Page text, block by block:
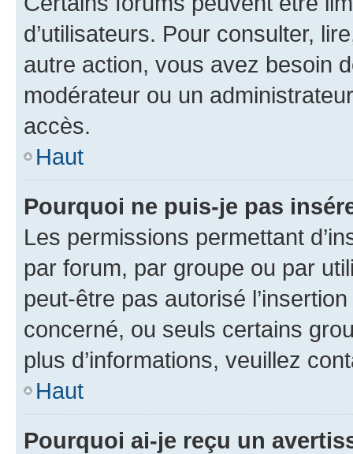
d’utilisateurs. Pour consulter,
autre action, vous avez besoin
modérateur ou un
accès.
Haut
Pourquoi ne puis-je pas
Les permissions permettant
par forum, par groupe ou par
peut-être pas autorisé
concerné, ou seuls certains
plus d’informations, veuillez
Haut
Pourquoi ai-je reçu un